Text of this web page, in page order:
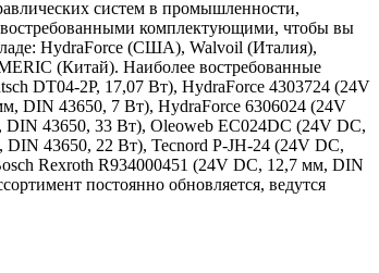
систем в промышленности,
востребованными комплектующими, чтобы вы
HydraForce (США), Walvoil (Италия),
(Китай). Наиболее востребованные
DT04-2P, 17,07 Вт), HydraForce 4303724 (24V
DIN 43650, 7 Вт), HydraForce 6306024 (24V
43650, 33 Вт), Oleoweb EC024DC (24V DC,
43650, 22 Вт), Tecnord P-JH-24 (24V DC,
Rexroth R934000451 (24V DC, 12,7 мм, DIN
постоянно обновляется, ведутся